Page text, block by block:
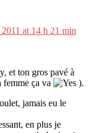
at 14 h 21 min
et ton gros pavé à
femme ça va
).
jamais eu le
en plus je